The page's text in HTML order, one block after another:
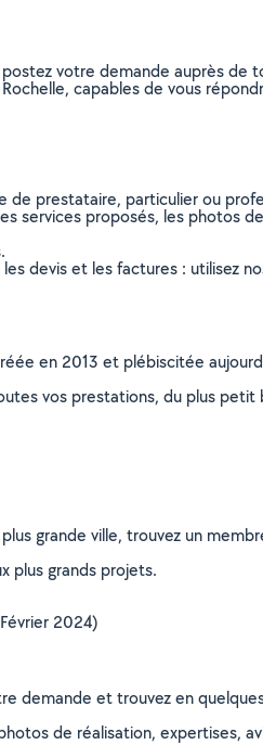
votre demande auprès de
capables de vous
prestataire, particulier ou
services proposés, les photos
devis et les factures : utilisez
en 2013 et plébiscitée
vos prestations, du plus petit
grande ville, trouvez un
plus grands projets.
2024)
demande et trouvez en
de réalisation, expertises,